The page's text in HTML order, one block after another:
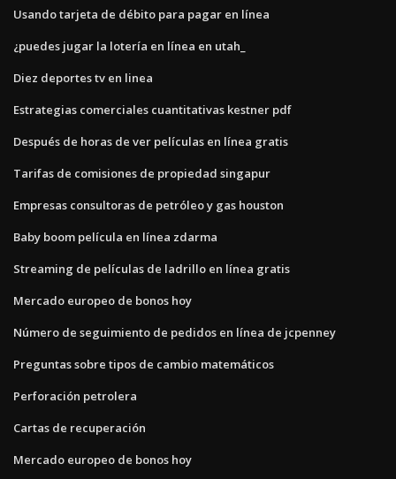
Usando tarjeta de débito para pagar en línea
¿puedes jugar la lotería en línea en utah_
Diez deportes tv en linea
Estrategias comerciales cuantitativas kestner pdf
Después de horas de ver películas en línea gratis
Tarifas de comisiones de propiedad singapur
Empresas consultoras de petróleo y gas houston
Baby boom película en línea zdarma
Streaming de películas de ladrillo en línea gratis
Mercado europeo de bonos hoy
Número de seguimiento de pedidos en línea de jcpenney
Preguntas sobre tipos de cambio matemáticos
Perforación petrolera
Cartas de recuperación
Mercado europeo de bonos hoy